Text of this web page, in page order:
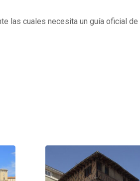
las cuales necesita un guía oficial de